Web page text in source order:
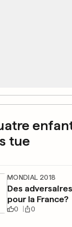
tue
MONDIAL 2018
Des
pour la France?
0 0